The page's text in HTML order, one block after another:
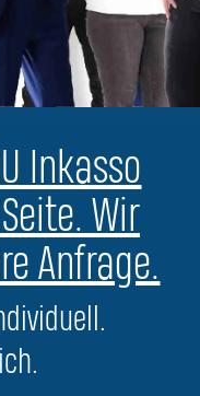
Inkasso
Wir
Anfrage.